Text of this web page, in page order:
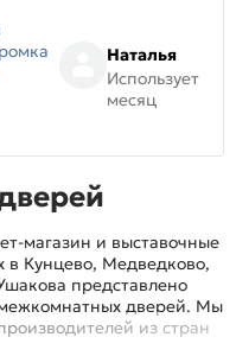
Наталья
Использует
месяц
магазин и выставочные
в Кунцево, Медведково,
представлено
дверей. Мы
из стран